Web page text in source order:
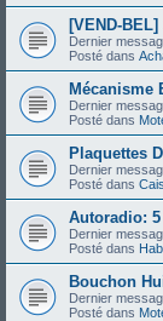
[VEND-BEL]
Dernier
Posté dans
Mécanisme
Dernier
Posté dans
Plaquettes
Dernier
Posté dans
Autoradio:
Dernier
Posté dans
Bouchon
Dernier
Posté dans